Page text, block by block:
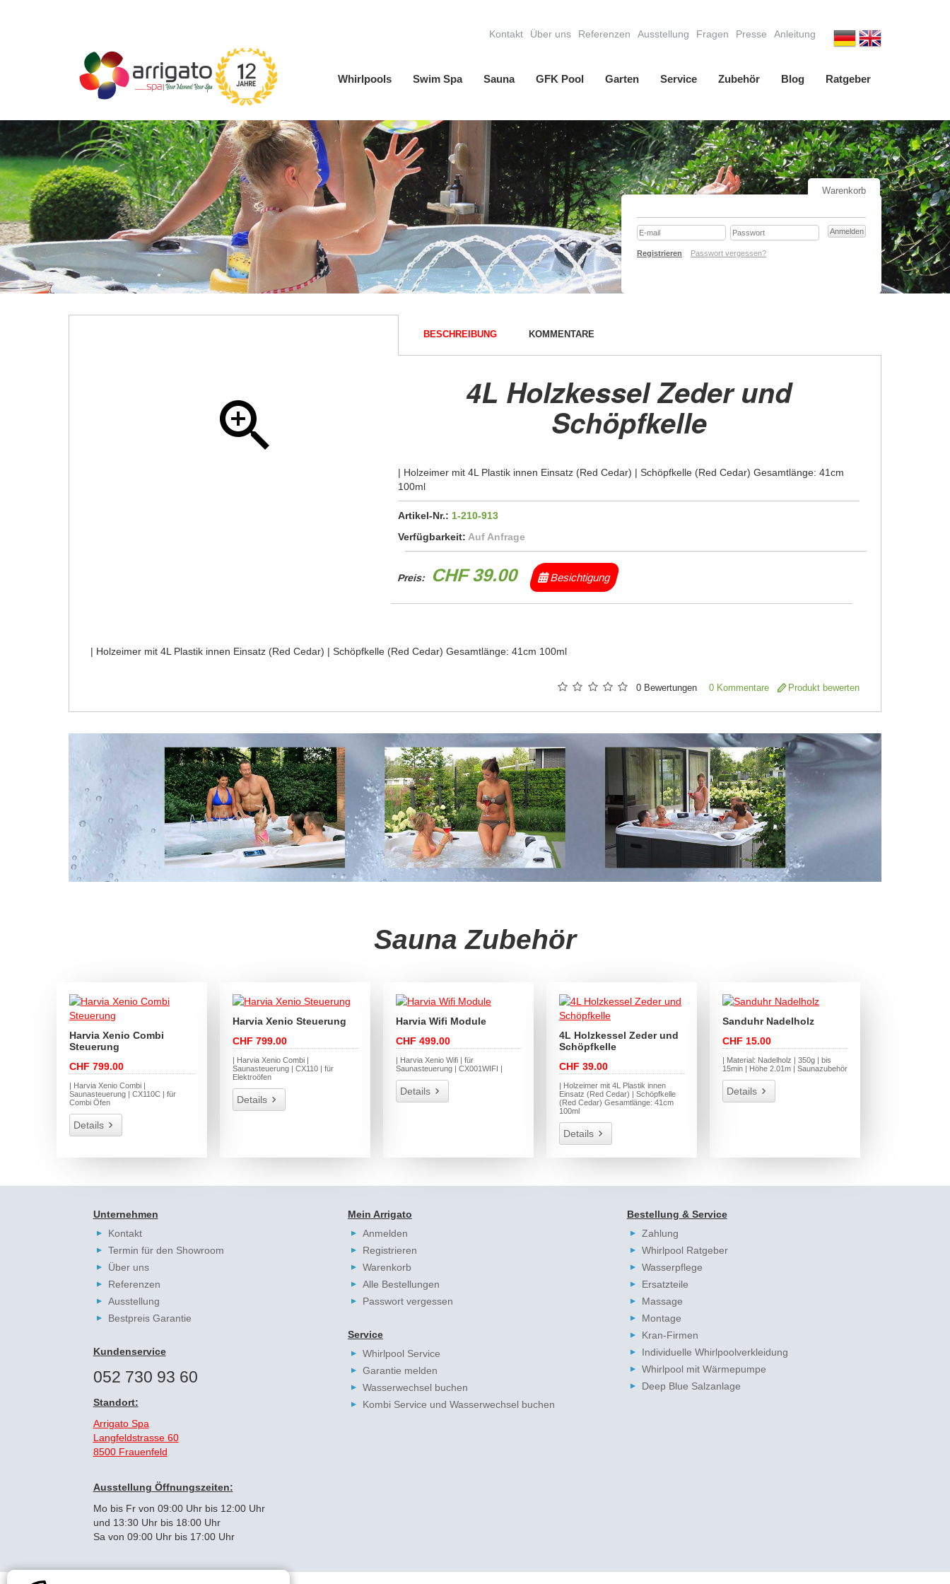
Whirlpools Swim Spa Sauna GFK Pool Garten Service Zubehör Blog Ratgeber
Kontakt Über uns Referenzen Ausstellung Fragen Presse Anleitung
Warenkorb
Registrieren Passwort vergessen?
BESCHREIBUNG KOMMENTARE
4L Holzkessel Zeder und
Schöpfkelle
| Holzeimer mit 4L Plastik innen Einsatz (Red Cedar) | Schöpfkelle (Red Cedar) Gesamtlänge: 41cm
100ml
Artikel-Nr.:1-210-913
Verfügbarkeit:Auf Anfrage
Preis: CHF 39.00 Besichtigung
| Holzeimer mit 4L Plastik innen Einsatz (Red Cedar) | Schöpfkelle (Red Cedar) Gesamtlänge: 41cm 100ml
0 Bewertungen 0 Kommentare Produkt bewerten
Sauna Zubehör
Harvia Xenio Combi
Steuerung
CHF 799.00
| Harvia Xenio Combi |
Saunasteuerung | CX110C | für
Combi Öfen
Details
Harvia Xenio Steuerung
CHF 799.00
| Harvia Xenio Combi |
Saunasteuerung | CX110 | für
Elektroöfen
Details
Harvia Wifi Module
CHF 499.00
| Harvia Xenio Wifi | für
Saunasteuerung | CX001WIFI |
Details
4L Holzkessel Zeder und
Schöpfkelle
CHF 39.00
| Holzeimer mit 4L Plastik innen
Einsatz (Red Cedar) | Schöpfkelle
(Red Cedar) Gesamtlänge: 41cm
100ml
Details
Sanduhr Nadelholz
CHF 15.00
| Material: Nadelholz | 350g | bis
15min | Höhe 2.01m | Saunazubehör
Details
Unternehmen
Kontakt
Termin für den Showroom
Über uns
Referenzen
Ausstellung
Bestpreis Garantie
Kundenservice
052 730 93 60
Standort:
Arrigato Spa
Langfeldstrasse 60
8500 Frauenfeld
Ausstellung Öffnungszeiten:
Mo bis Fr von 09:00 Uhr bis 12:00 Uhr
und 13:30 Uhr bis 18:00 Uhr
Sa von 09:00 Uhr bis 17:00 Uhr
Mein Arrigato
Anmelden
Registrieren
Warenkorb
Alle Bestellungen
Passwort vergessen
Service
Whirlpool Service
Garantie melden
Wasserwechsel buchen
Kombi Service und Wasserwechsel buchen
Bestellung & Service
Zahlung
Whirlpool Ratgeber
Wasserpflege
Ersatzteile
Massage
Montage
Kran-Firmen
Individuelle Whirlpoolverkleidung
Whirlpool mit Wärmepumpe
Deep Blue Salzanlage